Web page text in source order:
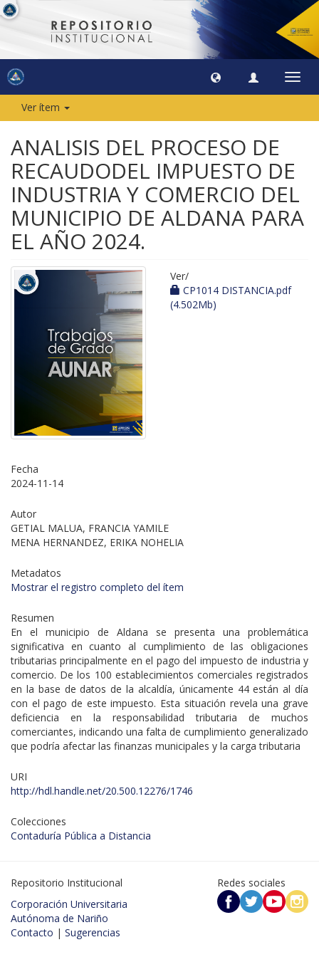
Ver ítem
ANALISIS DEL PROCESO DE
RECAUDODEL IMPUESTO DE
INDUSTRIA Y COMERCIO DEL
MUNICIPIO DE ALDANA PARA
EL AÑO 2024.
Ver/
CP1014 DISTANCIA.pdf
(4.502Mb)
Fecha
2024-11-14
Autor
GETIAL MALUA, FRANCIA YAMILE
MENA HERNANDEZ, ERIKA NOHELIA
Metadatos
Mostrar el registro completo del ítem
Resumen
En el municipio de Aldana se presenta una problemática
significativa en cuanto al cumplimiento de las obligaciones
tributarias principalmente en el pago del impuesto de industria y
comercio. De los 100 establecimientos comerciales registrados
en la base de datos de la alcaldía, únicamente 44 están al día
con el pago de este impuesto. Esta situación revela una grave
deficiencia en la responsabilidad tributaria de muchos
comerciantes, indicando una falta de cumplimiento generalizado
que podría afectar las finanzas municipales y la carga tributaria
URI
http://hdl.handle.net/20.500.12276/1746
Colecciones
Contaduría Pública a Distancia
Repositorio Institucional
Corporación Universitaria
Autónoma de Nariño
Contacto | Sugerencias
Redes sociales